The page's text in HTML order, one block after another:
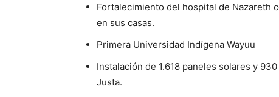
Fortalecimiento del hospital de Nazareth
en sus casas.
Primera Universidad Indígena Wayuu
Instalación de 1.618 paneles solares y
Justa.